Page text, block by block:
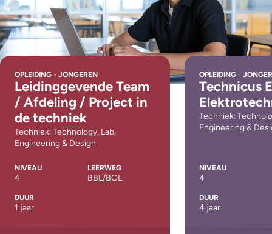
OPLEIDING - JONGEREN
Leidinggevende Team
/ Afdeling / Project in
de techniek
Techniek: Technology, Lab,
Engineering & Design
NIVEAU
4
LEERWEG
BBL/BOL
DUUR
1 jaar
OPLEIDING -
Technicus
Techniek:
Engineering &
NIVEAU
4
DUUR
4 jaar